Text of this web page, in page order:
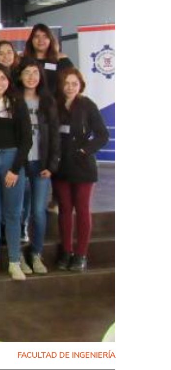
FACULTAD DE INGENIERÍA